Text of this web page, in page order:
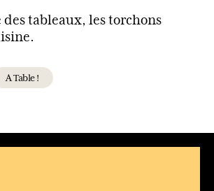
des tableaux, les torchons
A Table !